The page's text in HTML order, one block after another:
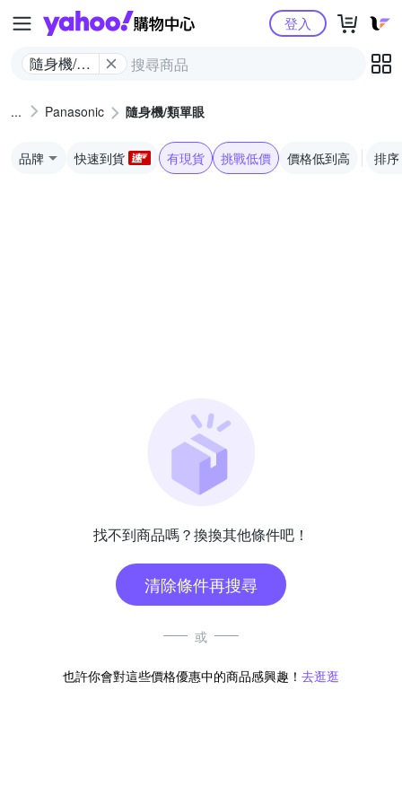
Yahoo購物中心
隨身機/類
登入
Panasonic 隨身機/類單眼
品牌 快速到貨 有現貨 挑戰低價 價格低到高 排序
找不到商品嗎？換換其他條件吧！
清除條件再搜尋
或
也許你會對這些價格優惠中的商品感興趣！ 去逛逛